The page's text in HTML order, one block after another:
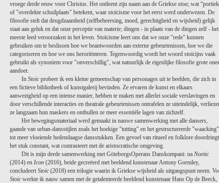
vroege derde eeuw voor Christus. Het ontleent zijn naam aan de Griekse stoa; wat
of "overdekte schuilplaats" betekent, waar stoïcisme voor het eerst werd onderwezen. De
filosofie stelt dat deugdzaamheid (zelfbeheersing, moed, gerechtigheid en wijsheid) gelijk
staat aan geluk en dat onze perceptie van materie; dingen - in plaats van de dingen zelf - het
meeste leed veroorzaken in het leven. Stoïcisme leert ons dat we onze "rede" kunnen
gebruiken om te beslissen hoe we beantwoorden aan externe gebeurtenissen, hoe we die
categoriseren en hoe we ons heroriënteren. Tegenwoordig wordt het woord stoïcijns vaak
gebruikt als synoniem voor "onverschillig", wat natuurlijk de eigenlijke filosofie grote
aandoet.
In Stoic probeer ik een kleine gemeenschap van personages uit te beelden, die zich in
een fictieve bibliotheek of kunstgalerij bevinden. Ze ervaren de kunst en elkaars
aanwezigheid op een intense manier, hebben te maken met allerlei sociale verslavingen en
door verschillende interacties en theatrale gebeurtenissen ontrafelen ze uiteindelijk,
ze langzaam hun maskers en onthullen ze meer essentiële lagen van zichzelf.
Het bewegingsmateriaal werd gemaakt in nauwe samenwerking met alle dansers,
gaande van urban-dansstijlen zoals het hoekige "tutting" en het gestructureerde
tot meer vloeiende hedendaagse dansstukken. Een gevoel van ritueel en folklore doordringt
het stuk constant, wat contrasteert met de aristocratische omgeving.
Dit is mijn derde samenwerking met GöteborgsOperans Danskompani: na Noetic
(2014) en Icon (2016), beide gecreëerd met beeldend kunstenaar Antony Gormley,
concludeert Stoic (2018) een trilogie waarin ik Griekse wijsheid als uitgangspunt neem.
Stoic werkte ik nauw samen met de getalenteerde beeldend kunstenaar Hans Op de Beeck,